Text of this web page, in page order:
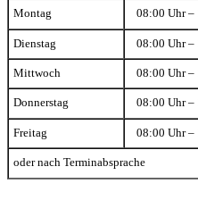
Montag 08:00 Uhr –
Dienstag 08:00 Uhr –
Mittwoch 08:00 Uhr –
Donnerstag 08:00 Uhr –
Freitag 08:00 Uhr –
oder nach Terminabsprache